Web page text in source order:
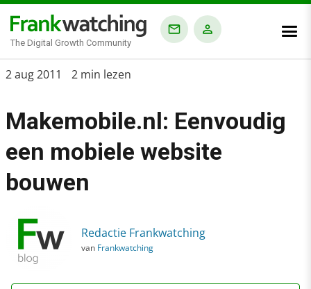
The Digital Growth Community
Home
Blog
Makemobile.nl: Eenvoudig een mobiele website bouwen
2 aug 2011 2 min lezen
Makemobile.nl: Eenvoudig
een mobiele website
bouwen
Redactie Frankwatching
van Frankwatching